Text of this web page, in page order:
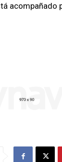
acompañado